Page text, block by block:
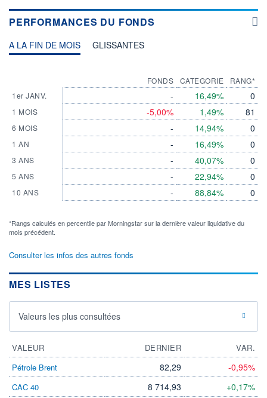
PERFORMANCES DU FONDS
A LA FIN DE MOIS GLISSANTES
1er JANV.
1 MOIS
6 MOIS
1 AN
3 ANS
5 ANS
10 ANS
FONDS
-
-5,00%
-
-
-
-
-
CATEGORIE
16,49%
1,49%
14,94%
16,49%
40,07%
22,94%
88,84%
RANG*
0
81
0
0
0
0
0
*Rangs calculés en percentile par Morningstar sur la dernière valeur liquidative du
mois précédent.
Consulter les infos des autres fonds
MES LISTES
Valeurs les plus consultées
VALEUR DERNIER
VAR.
Pétrole Brent
82,29 -0,95%
CAC 40 8 714,93 +0,17%